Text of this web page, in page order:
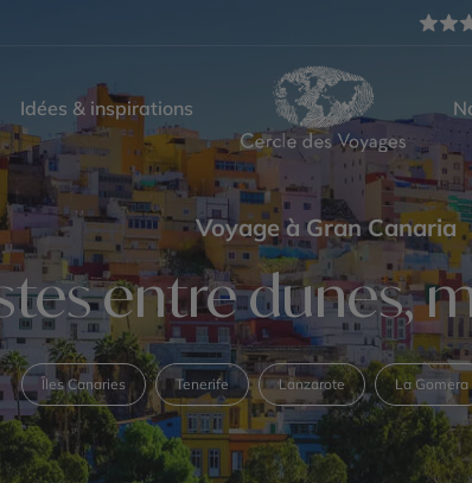
Idées & inspirations
Voyage à Gran Canaria
entre dunes,
Îles Canaries Tenerife Lanzarote La Gomera